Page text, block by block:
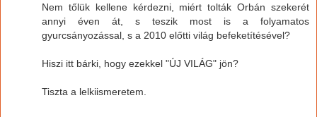
Nem tőlük kellene kérdezni, miért tolták Orbán szekerét
annyi éven át, s teszik most is a folyamatos
gyurcsányozással, s a 2010 előtti világ befeketítésével?
Hiszi itt bárki, hogy ezekkel "ÚJ VILÁG" jön?
Tiszta a lelkiismeretem.